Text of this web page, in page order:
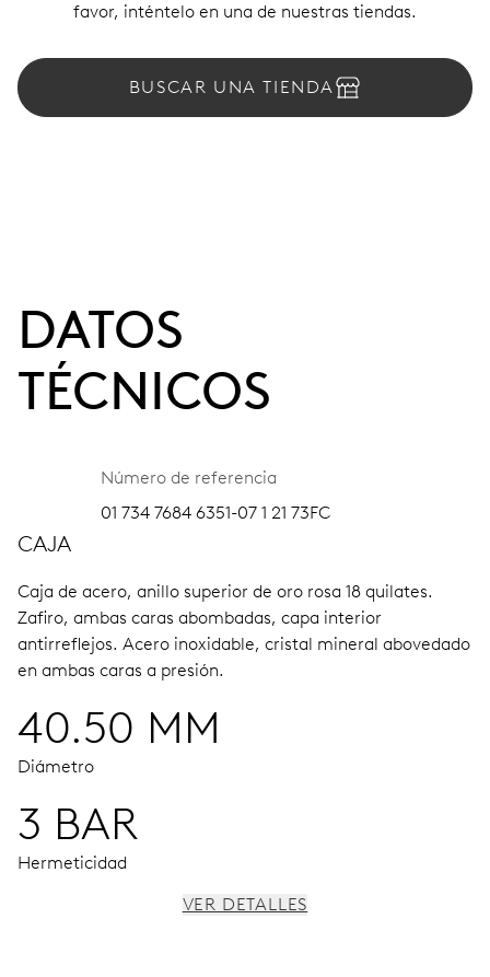
favor, inténtelo en una de nuestras tiendas.
BUSCAR UNA TIENDA
DATOS
TÉCNICOS
Número de referencia
01 734 7684 6351-07 1 21 73FC
CAJA
Caja de acero, anillo superior de oro rosa 18 quilates.
Zafiro, ambas caras abombadas, capa interior
antirreflejos. Acero inoxidable, cristal mineral abovedado
en ambas caras a presión.
40.50 MM
Diámetro
3 BAR
Hermeticidad
VER DETALLES